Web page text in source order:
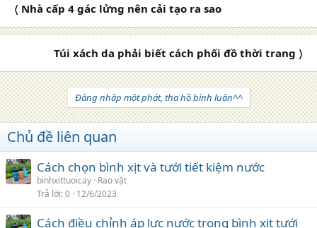
〈 Nhà cấp 4 gác lửng nên cải tạo ra sao
Túi xách da phải biết cách phối đồ thời trang 〉
Đăng nhập một phát, tha hồ bình luận^^
Chủ đề liên quan
Cách chọn bình xịt và tưới tiết kiệm nước
binhxittuoicay Rao vặt
Trả lời 0 12/6/2023
Cách điều chỉnh áp lực nước trong bình xịt tưới